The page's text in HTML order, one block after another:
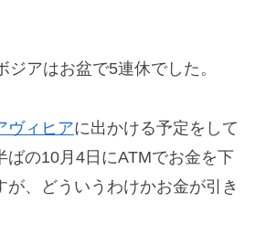
ジアはお盆で5連休でした。
ヴィヒアに出かける予定をして
ばの10月4日にATMでお金を下
が、どういうわけかお金が引き